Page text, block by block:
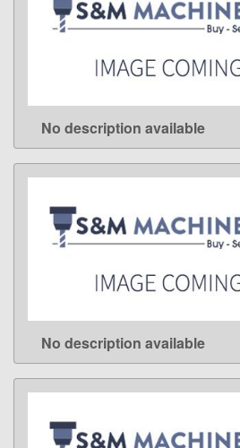
LEARN MORE
No description available
LEARN MORE
No description available